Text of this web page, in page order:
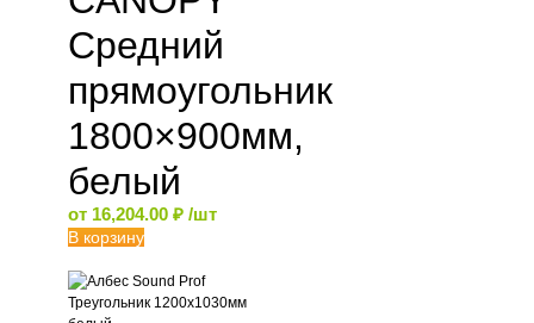
Средний
прямоугольник
1800×900мм,
белый
от 16,204.00 ₽ /шт
В корзину